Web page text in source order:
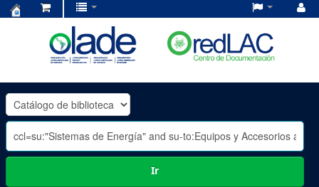
OLADE
-
Ir